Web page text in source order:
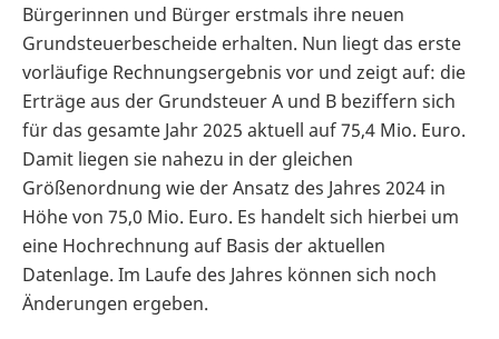
Bürgerinnen und Bürger erstmals ihre neuen
Grundsteuerbescheide erhalten. Nun liegt das erste
vorläufige Rechnungsergebnis vor und zeigt auf: die
Erträge aus der Grundsteuer A und B beziffern sich
für das gesamte Jahr 2025 aktuell auf 75,4 Mio. Euro.
Damit liegen sie nahezu in der gleichen
Größenordnung wie der Ansatz des Jahres 2024 in
Höhe von 75,0 Mio. Euro. Es handelt sich hierbei um
eine Hochrechnung auf Basis der aktuellen
Datenlage. Im Laufe des Jahres können sich noch
Änderungen ergeben.